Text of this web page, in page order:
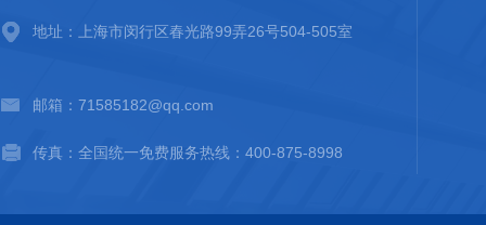
地址：上海市闵行区春光路99弄26号504-505室
邮箱：71585182@qq.com
传真：全国统一免费服务热线：400-875-8998